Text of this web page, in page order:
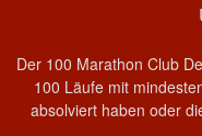
Der 100 Marathon Club
100 Läufe mit
absolviert haben oder